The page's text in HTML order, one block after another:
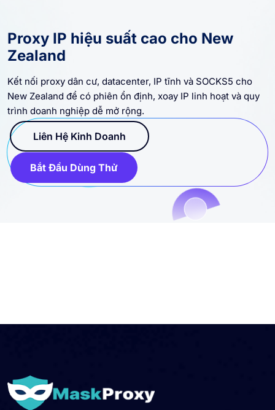
Proxy IP hiệu suất cao cho New
Zealand
Kết nối proxy dân cư, datacenter, IP tĩnh và SOCKS5 cho
New Zealand để có phiên ổn định, xoay IP linh hoạt và quy
trình doanh nghiệp dễ mở rộng.
Liên Hệ Kinh Doanh
Bắt Đầu Dùng Thử